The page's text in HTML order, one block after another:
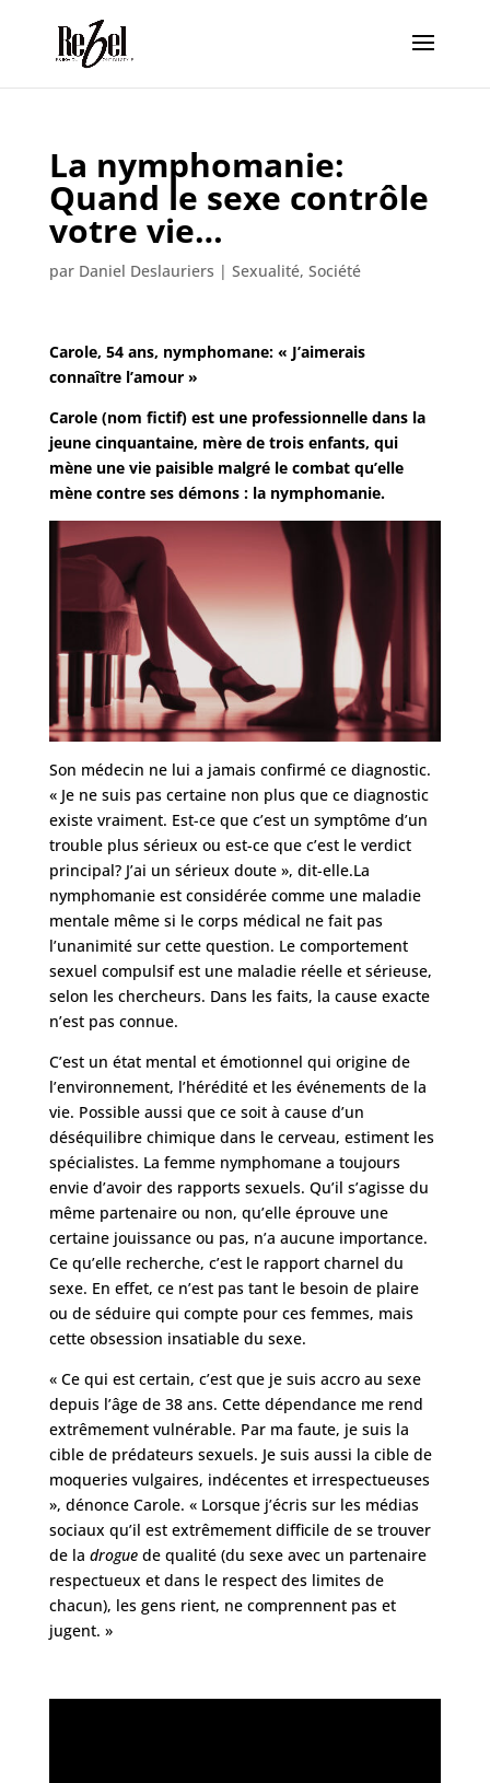
La nymphomanie:
Quand le sexe contrôle
votre vie…
par Daniel Deslauriers | Sexualité, Société
Carole, 54 ans, nymphomane: « J’aimerais
connaître l’amour »
Carole (nom fictif) est une professionnelle dans la
jeune cinquantaine, mère de trois enfants, qui
mène une vie paisible malgré le combat qu’elle
mène contre ses démons : la nymphomanie.
Son médecin ne lui a jamais confirmé ce diagnostic.
« Je ne suis pas certaine non plus que ce diagnostic
existe vraiment. Est-ce que c’est un symptôme d’un
trouble plus sérieux ou est-ce que c’est le verdict
principal? J’ai un sérieux doute », dit-elle.La
nymphomanie est considérée comme une maladie
mentale même si le corps médical ne fait pas
l’unanimité sur cette question. Le comportement
sexuel compulsif est une maladie réelle et sérieuse,
selon les chercheurs. Dans les faits, la cause exacte
n’est pas connue.
C’est un état mental et émotionnel qui origine de
l’environnement, l’hérédité et les événements de la
vie. Possible aussi que ce soit à cause d’un
déséquilibre chimique dans le cerveau, estiment les
spécialistes. La femme nymphomane a toujours
envie d’avoir des rapports sexuels. Qu’il s’agisse du
même partenaire ou non, qu’elle éprouve une
certaine jouissance ou pas, n’a aucune importance.
Ce qu’elle recherche, c’est le rapport charnel du
sexe. En effet, ce n’est pas tant le besoin de plaire
ou de séduire qui compte pour ces femmes, mais
cette obsession insatiable du sexe.
« Ce qui est certain, c’est que je suis accro au sexe
depuis l’âge de 38 ans. Cette dépendance me rend
extrêmement vulnérable. Par ma faute, je suis la
cible de prédateurs sexuels. Je suis aussi la cible de
moqueries vulgaires, indécentes et irrespectueuses
», dénonce Carole. « Lorsque j’écris sur les médias
sociaux qu’il est extrêmement difficile de se trouver
de la droguede qualité (du sexe avec un partenaire
respectueux et dans le respect des limites de
chacun), les gens rient, ne comprennent pas et
jugent. »